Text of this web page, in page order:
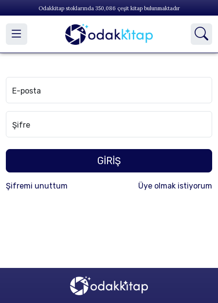
Odakkitap stoklarında 350,086 çeşit kitap bulunmaktadır
E-posta
Şifre
GİRİŞ
Şifremi unuttum Üye olmak istiyorum